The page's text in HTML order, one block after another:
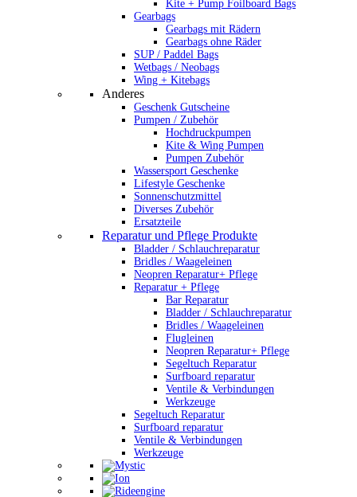
Kite + Pump Foilboard Bags
Gearbags
Gearbags mit Rädern
Gearbags ohne Räder
SUP / Paddel Bags
Wetbags / Neobags
Wing + Kitebags
Anderes
Geschenk Gutscheine
Pumpen / Zubehör
Hochdruckpumpen
Kite & Wing Pumpen
Pumpen Zubehör
Wassersport Geschenke
Lifestyle Geschenke
Sonnenschutzmittel
Diverses Zubehör
Ersatzteile
Reparatur und Pflege Produkte
Bladder / Schlauchreparatur
Bridles / Waageleinen
Neopren Reparatur+ Pflege
Reparatur + Pflege
Bar Reparatur
Bladder / Schlauchreparatur
Bridles / Waageleinen
Flugleinen
Neopren Reparatur+ Pflege
Segeltuch Reparatur
Surfboard reparatur
Ventile & Verbindungen
Werkzeuge
Segeltuch Reparatur
Surfboard reparatur
Ventile & Verbindungen
Werkzeuge